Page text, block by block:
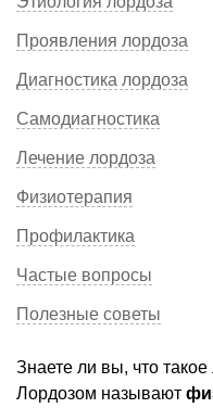
Проявления лордоза
Диагностика лордоза
Самодиагностика
Лечение лордоза
Физиотерапия
Профилактика
Частые вопросы
Полезные советы
Знаете ли вы, что
Лордозом называют